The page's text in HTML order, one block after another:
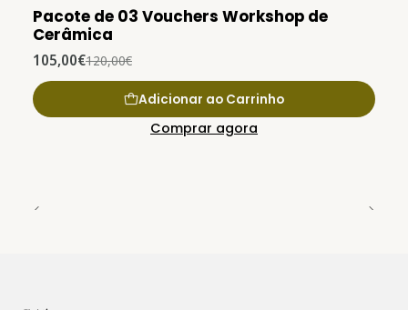
Pacote de 03 Vouchers Workshop de
Cerâmica
105,00€120,00€
Adicionar ao Carrinho
Comprar agora